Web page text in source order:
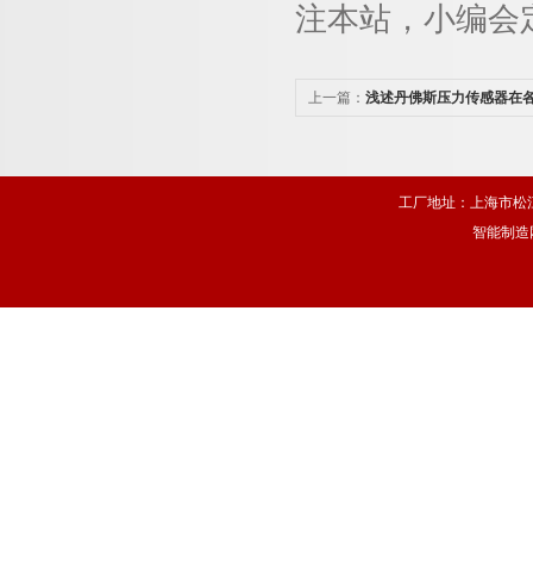
注本站，小编会
上一篇： 浅述丹佛斯压力传感器在
工厂地址：上海市松
智能制造